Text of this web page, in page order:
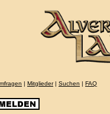
| Mitglieder| Suchen | FAQ